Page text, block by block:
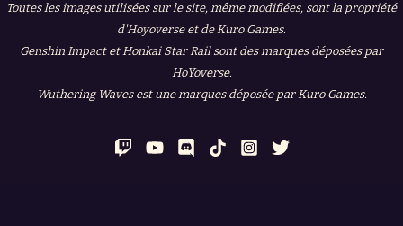
Toutes les images utilisées sur le site, même modifiées, sont la propriété
d'Hoyoverse et de Kuro Games.
Genshin Impact et Honkai Star Rail sont des marques déposées par
HoYoverse.
Wuthering Waves est une marques déposée par Kuro Games.